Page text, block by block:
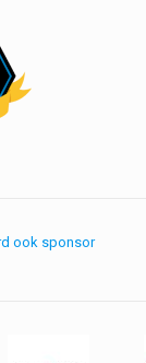
ook sponsor